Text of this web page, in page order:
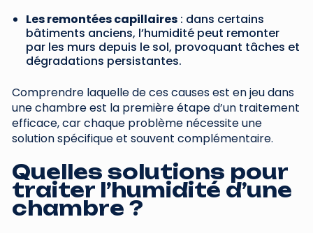
Les remontées capillaires : dans certains
bâtiments anciens, l’humidité peut remonter
par les murs depuis le sol, provoquant tâches et
dégradations persistantes.
Comprendre laquelle de ces causes est en jeu dans
une chambre est la première étape d’un traitement
efficace, car chaque problème nécessite une
solution spécifique et souvent complémentaire.
Quelles solutions pour
traiter l’humidité d’une
chambre ?